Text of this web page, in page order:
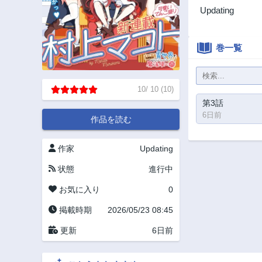
10/ 10 (10)
作品を読む
作家 Updating
状態 進行中
お気に入り 0
掲載時期 2026/05/23 08:45
更新 6日前
Updating
巻一覧
第3話
6日前